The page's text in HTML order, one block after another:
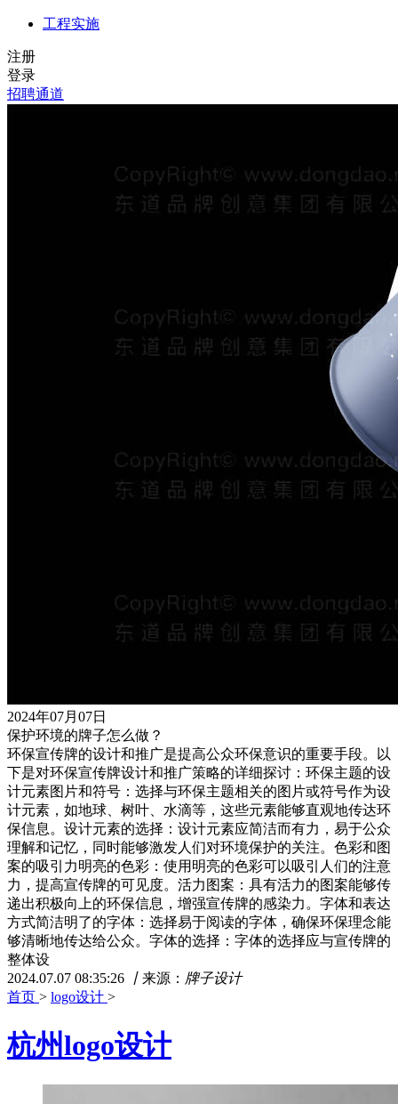
工程实施
注册
登录
招聘通道
2024年07月07日
保护环境的牌子怎么做？
环保宣传牌的设计和推广是提高公众环保意识的重要手段。以
下是对环保宣传牌设计和推广策略的详细探讨：环保主题的设
计元素图片和符号：选择与环保主题相关的图片或符号作为设
计元素，如地球、树叶、水滴等，这些元素能够直观地传达环
保信息。设计元素的选择：设计元素应简洁而有力，易于公众
理解和记忆，同时能够激发人们对环境保护的关注。色彩和图
案的吸引力明亮的色彩：使用明亮的色彩可以吸引人们的注意
力，提高宣传牌的可见度。活力图案：具有活力的图案能够传
递出积极向上的环保信息，增强宣传牌的感染力。字体和表达
方式简洁明了的字体：选择易于阅读的字体，确保环保理念能
够清晰地传达给公众。字体的选择：字体的选择应与宣传牌的
整体设
2024.07.07 08:35:26
丨 来源： 牌子设计
首页 > logo设计 >
杭州logo设计